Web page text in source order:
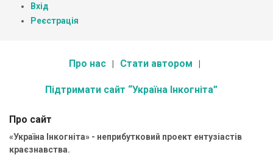
Вхід
Реєстрація
Про нас Стати автором
Підтримати сайт “Україна Інкогніта”
Про сайт
«Україна Інкогніта» - неприбутковий проект ентузіастів
краєзнавства.